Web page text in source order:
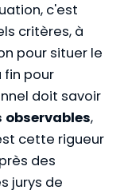
c'est
critères, à
pour situer le
fin pour
doit savoir
observables,
cette rigueur
des
jurys de